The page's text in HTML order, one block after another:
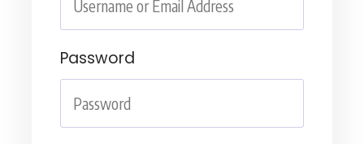
Password